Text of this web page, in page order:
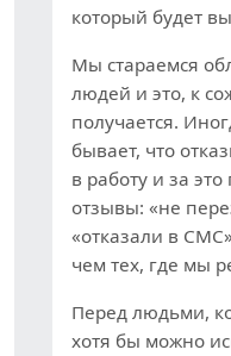
который будет
Мы стараемся
людей и это, к
получается.
бывает, что
в работу и за
отзывы: «не
«отказали в
чем тех, где мы
Перед людьми,
хотя бы можно